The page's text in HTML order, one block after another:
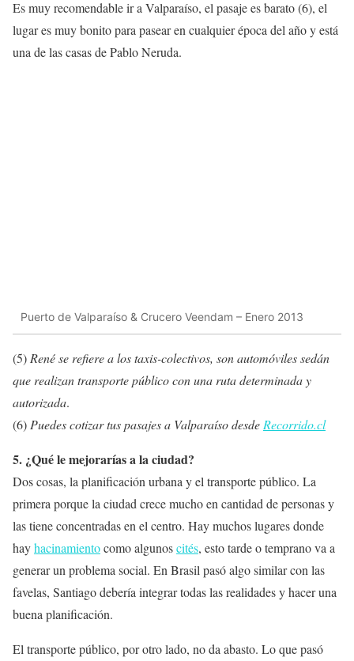
Es muy recomendable ir a Valparaíso, el pasaje es barato (6), el
lugar es muy bonito para pasear en cualquier época del año y está
una de las casas de Pablo Neruda.
Puerto de Valparaíso & Crucero Veendam – Enero 2013
(5) René se refiere a los taxis-colectivos, son automóviles sedán
que realizan transporte público con una ruta determinada y
autorizada.
(6) Puedes cotizar tus pasajes a Valparaíso desde Recorrido.cl
5. ¿Qué le mejorarías a la ciudad?
Dos cosas, la planificación urbana y el transporte público. La
primera porque la ciudad crece mucho en cantidad de personas y
las tiene concentradas en el centro. Hay muchos lugares donde
hayhacinamientocomo algunoscités, esto tarde o temprano va a
generar un problema social. En Brasil pasó algo similar con las
favelas, Santiago debería integrar todas las realidades y hacer una
buena planificación.
El transporte público, por otro lado, no da abasto. Lo que pasó